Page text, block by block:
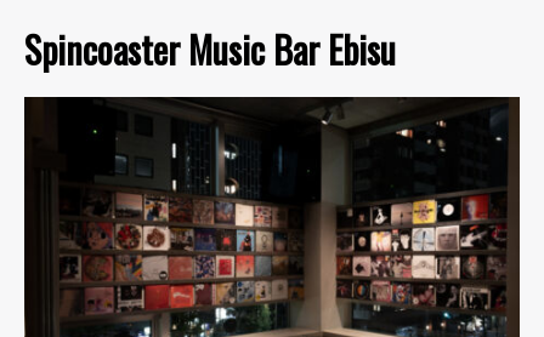
Spincoaster Music Bar Ebisu